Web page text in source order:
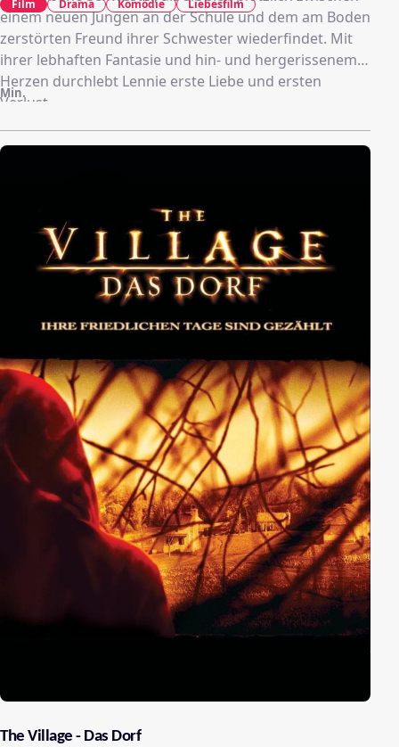
einem neuen Jungen an der Schule und dem am Boden
zerstörten Freund ihrer Schwester wiederfindet. Mit
ihrer lebhaften Fantasie und hin- und hergerissenem
Herzen durchlebt Lennie erste Liebe und ersten
Verlust.
Min.
Film Drama Komödie Liebesfilm
The Village - Das Dorf